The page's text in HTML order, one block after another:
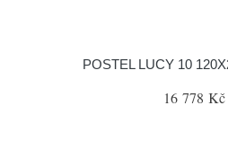
POSTEL LUCY 10
16 778 Kč